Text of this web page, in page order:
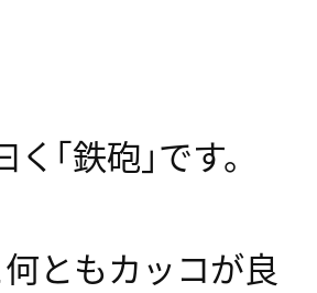
｢鉄砲｣です。
ともカッコが良